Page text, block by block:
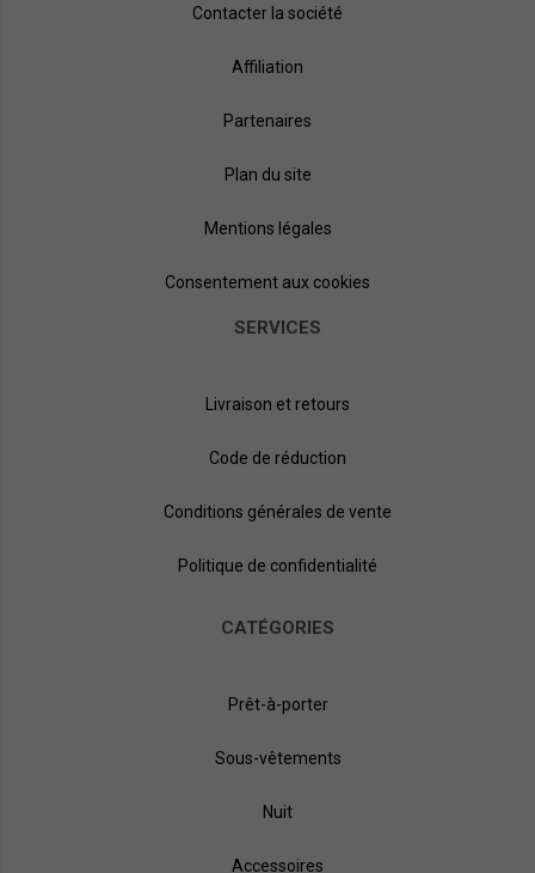
Contacter la société
Affiliation
Partenaires
Plan du site
Mentions légales
Consentement aux cookies
SERVICES
Livraison et retours
Code de réduction
Conditions générales de vente
Politique de confidentialité
CATÉGORIES
Prêt-à-porter
Sous-vêtements
Nuit
Accessoires